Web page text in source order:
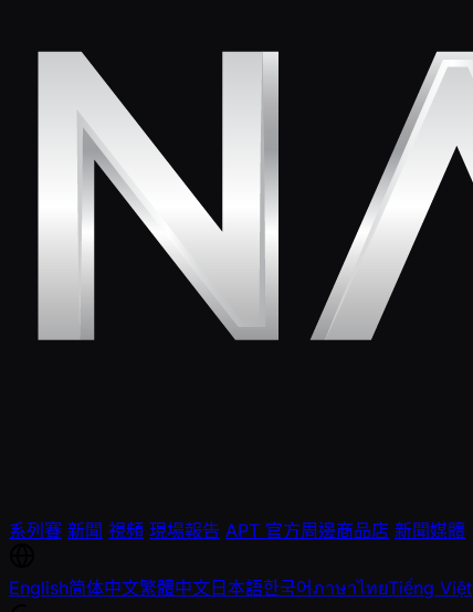
系列賽 新聞 視頻 現場報告 APT 官方周邊商品店 新聞媒體
English简体中文繁體中文日本語한국어ภาษาไทยTiếng Việt